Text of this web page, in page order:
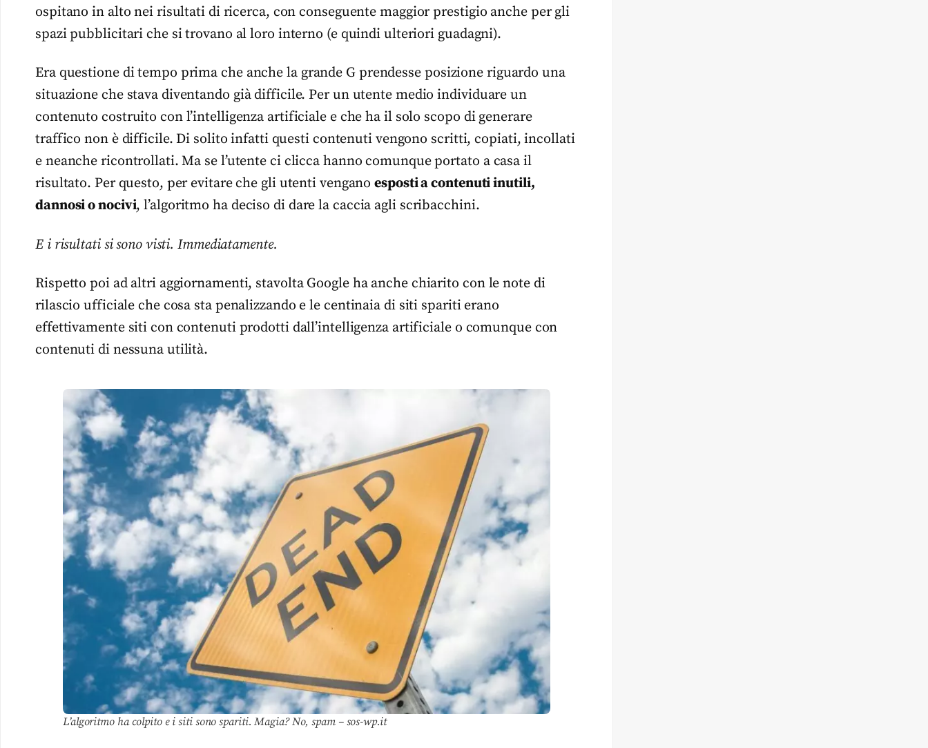
ospitano in alto nei risultati di ricerca, con conseguente maggior prestigio anche per gli
spazi pubblicitari che si trovano al loro interno (e quindi ulteriori guadagni).
Era questione di tempo prima che anche la grande G prendesse posizione riguardo una
situazione che stava diventando già difficile. Per un utente medio individuare un
contenuto costruito con l’intelligenza artificiale e che ha il solo scopo di generare
traffico non è difficile. Di solito infatti questi contenuti vengono scritti, copiati, incollati
e neanche ricontrollati. Ma se l’utente ci clicca hanno comunque portato a casa il
risultato. Per questo, per evitare che gli utenti venganoesposti a contenuti inutili,
dannosi o nocivi, l’algoritmo ha deciso di dare la caccia agli scribacchini.
E i risultati si sono visti. Immediatamente.
Rispetto poi ad altri aggiornamenti, stavolta Google ha anche chiarito con le note di
rilascio ufficiale che cosa sta penalizzando e le centinaia di siti spariti erano
effettivamente siti con contenuti prodotti dall’intelligenza artificiale o comunque con
contenuti di nessuna utilità.
L’algoritmo ha colpito e i siti sono spariti. Magia? No, spam – sos-wp.it